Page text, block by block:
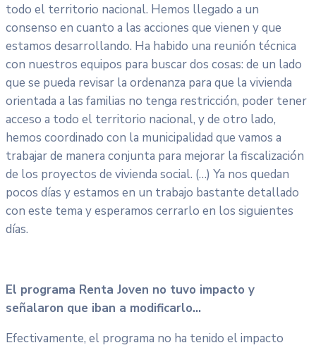
todo el territorio nacional. Hemos llegado a un
consenso en cuanto a las acciones que vienen y que
estamos desarrollando. Ha habido una reunión técnica
con nuestros equipos para buscar dos cosas: de un lado
que se pueda revisar la ordenanza para que la vivienda
orientada a las familias no tenga restricción, poder tener
acceso a todo el territorio nacional, y de otro lado,
hemos coordinado con la municipalidad que vamos a
trabajar de manera conjunta para mejorar la fiscalización
de los proyectos de vivienda social. (…) Ya nos quedan
pocos días y estamos en un trabajo bastante detallado
con este tema y esperamos cerrarlo en los siguientes
días.
El programa Renta Joven no tuvo impacto y
señalaron que iban a modificarlo…
Efectivamente, el programa no ha tenido el impacto